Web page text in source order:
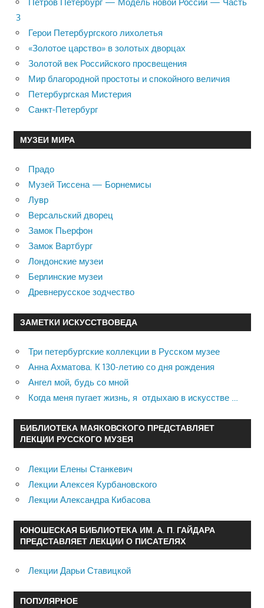
3
Герои Петербургского лихолетья
«Золотое царство» в золотых дворцах
Золотой век Российского просвещения
Мир благородной простоты и спокойного величия
Петербургская Мистерия
Санкт-Петербург
МУЗЕИ МИРА
Прадо
Музей Тиссена — Борнемисы
Лувр
Версальский дворец
Замок Пьерфон
Замок Вартбург
Лондонские музеи
Берлинские музеи
Древнерусское зодчество
ЗАМЕТКИ ИСКУССТВОВЕДА
Три петербургские коллекции в Русском музее
Анна Ахматова. К 130-летию со дня рождения
Ангел мой, будь со мной
Когда меня пугает жизнь, я отдыхаю в искусстве …
БИБЛИОТЕКА МАЯКОВСКОГО ПРЕДСТАВЛЯЕТ
ЛЕКЦИИ РУССКОГО МУЗЕЯ
Лекции Елены Станкевич
Лекции Алексея Курбановского
Лекции Александра Кибасова
ЮНОШЕСКАЯ БИБЛИОТЕКА ИМ. А. П. ГАЙДАРА
ПРЕДСТАВЛЯЕТ ЛЕКЦИИ О ПИСАТЕЛЯХ
Лекции Дарьи Ставицкой
ПОПУЛЯРНОЕ